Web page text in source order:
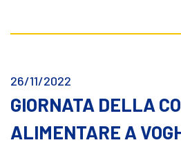
26/11/2022
GIORNATA DELLA
ALIMENTARE A